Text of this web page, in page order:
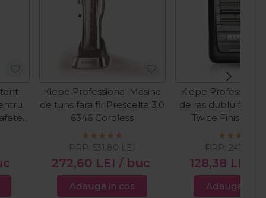
Kiepe Professional Masina
de tuns fara fir Prescelta 3.0
6346 Cordless
272,60 LEI / buc
PRP: 531,80 LEI
Adauga in cos
Kiepe
de ras dublu fara
Twice Finish
128,38 LEI
PRP: 247,08
Adauga in